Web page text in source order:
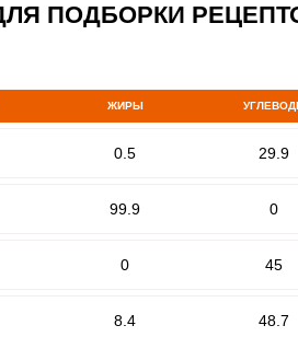
ПОДБОРКИ
ЖИРЫ
0.5 29.9
99.9 0
0 45
8.4 48.7